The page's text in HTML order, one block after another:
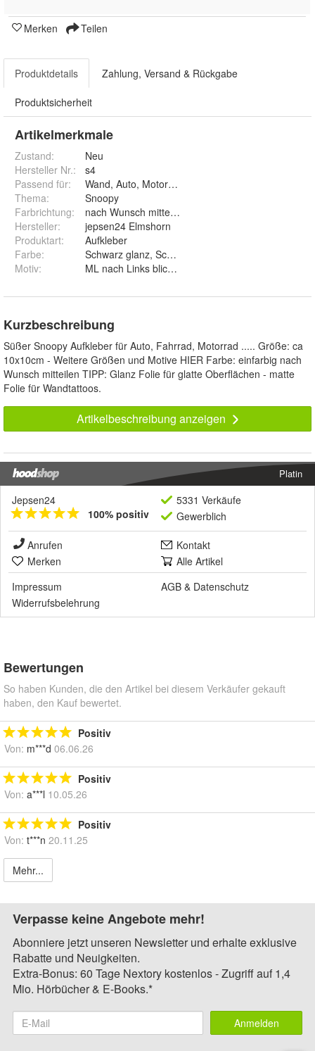
Merken Teilen
Produktdetails Zahlung, Versand & Rückgabe
Produktsicherheit
Artikelmerkmale
Zustand:
Neu
Hersteller Nr.:
s4
Passend für:
Wand, Auto, Motorrad, Briefkasten, Laptop
Thema:
Snoopy
Farbrichtung:
nach Wunsch mitteilen
Hersteller:
jepsen24 Elmshorn
Produktart:
Aufkleber
Farbe:
Schwarz glanz, Schwarz matt, Weiß glanz, Weiß
Motiv:
Kurzbeschreibung
Süßer Snoopy Aufkleber für Auto, Fahrrad, Motorrad ..... Größe: ca
10x10cm - Weitere Größen und Motive HIER Farbe: einfarbig nach
Wunsch mitteilen TIPP: Glanz Folie für glatte Oberflächen - matte
Folie für Wandtattoos.
Artikelbeschreibung anzeigen
Platin
Jepsen24
100% positiv
5331 Verkäufe
Gewerblich
Anrufen
Kontakt
Merken
Alle Artikel
Impressum
AGB & Datenschutz
Widerrufsbelehrung
Bewertungen
So haben Kunden, die den Artikel bei diesem Verkäufer gekauft
haben, den Kauf bewertet.
Positiv
Von: m***d 06.06.26
Positiv
Von: a***l 10.05.26
Positiv
Von: t***n 20.11.25
Mehr...
Verpasse keine Angebote mehr!
Abonniere jetzt unseren Newsletter und erhalte exklusive
Rabatte und Neuigkeiten.
Extra-Bonus: 60 Tage Nextory kostenlos - Zugriff auf 1,4
Mio. Hörbücher & E-Books.*
Anmelden